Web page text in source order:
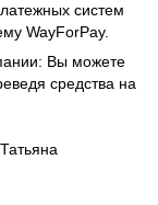
систем
WayForPay.
Вы можете
средства на